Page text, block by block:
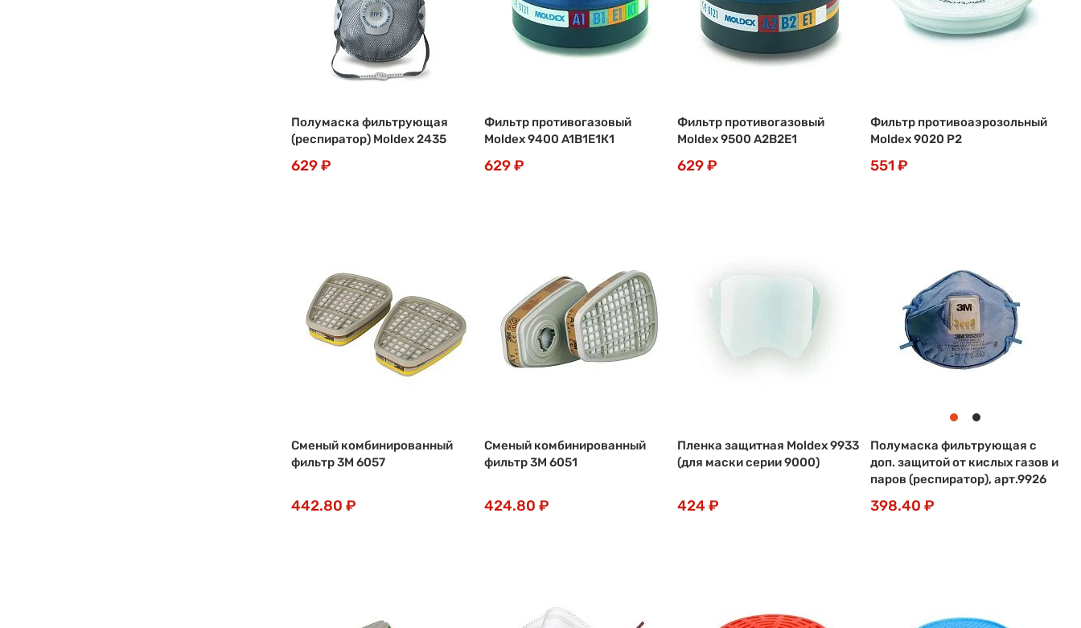
Полумаска фильтрующая
(респиратор) Moldex 2435
629 ₽
Фильтр противогазовый
Moldex 9400 A1В1Е1К1
629 ₽
Фильтр противогазовый
Moldex 9500 A2B2E1
629 ₽
Фильтр противоаэрозольный
Moldex 9020 P2
551 ₽
Сменый комбинированный
фильтр 3М 6057
442.80 ₽
Сменый комбинированный
фильтр 3М 6051
424.80 ₽
Пленка защитная Moldex 9933
(для маски серии 9000)
424 ₽
Полумаска фильтрующая с
доп. защитой от кислых газов и
паров (респиратор), арт.9926
398.40 ₽